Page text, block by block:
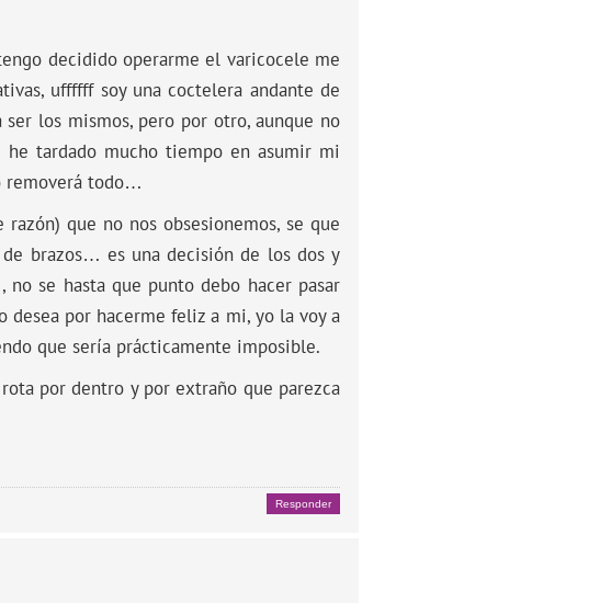
decidido operarme el varicocele me
uffffff soy una coctelera andante de
los mismos, pero por otro, aunque no
tardado mucho tiempo en asumir mi
removerá todo…
que no nos obsesionemos, se que
brazos… es una decisión de los dos y
se hasta que punto debo hacer pasar
por hacerme feliz a mi, yo la voy a
que sería prácticamente imposible.
por dentro y por extraño que parezca
Responder